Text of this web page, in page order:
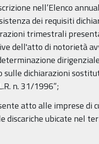
nell’Elenco
dei requisiti
trimestrali
dell'atto di notorietà
sulle dichiarazioni
n. 31/1996”;
atto alle imprese di
discariche ubicate nel